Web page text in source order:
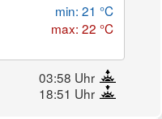
min: 21 °C
max: 22 °C
03:58 Uhr
18:51 Uhr